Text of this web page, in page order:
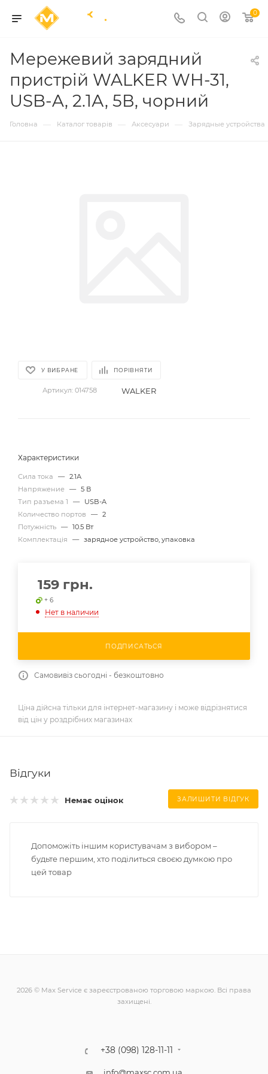
0
Мережевий зарядний
пристрій WALKER WH-31,
USB-A, 2.1А, 5В, чорний
Головна — Каталог товарів — Аксесуари — Зарядные устройства
У ВИБРАНЕ ПОРІВНЯТИ
Артикул: 014758 WALKER
Характеристики
Сила тока — 2.1А
Напряжение — 5 В
Тип разъема 1
—
USB-A
Количество портов
— 2
Потужність — 10.5 Вт
Комплектація
— зарядное устройство, упаковка
159 грн.
+ 6
Нет в наличии
ПОДПИСАТЬСЯ
Самовивіз сьогодні - безкоштовно
Ціна дійсна тільки для інтернет-магазину і може відрізнятися
від цін у роздрібних магазинах
Відгуки
Немає оцінок ЗАЛИШИТИ ВІДГУК
Допоможіть іншим користувачам з вибором –
будьте першим, хто поділиться своєю думкою про
цей товар
2026 © Max Service є зареєстрованою торговою маркою. Всі права
захищені.
+38 (098) 128-11-11